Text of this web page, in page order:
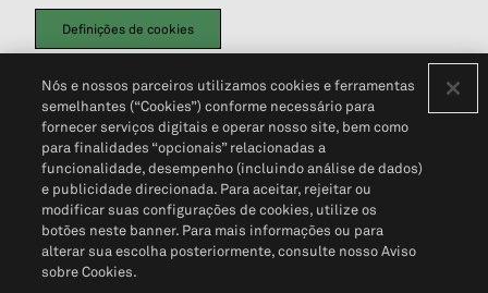
Definições de cookies
Política de PrivacidadePortal de privacidade do cliente (em inglês)
Não Venda Minhas Informações Pessoais© 2026 S&P Global
Nós e nossos parceiros utilizamos cookies e ferramentas
semelhantes (“Cookies”) conforme necessário para
fornecer serviços digitais e operar nosso site, bem como
para finalidades “opcionais” relacionadas a
funcionalidade, desempenho (incluindo análise de dados)
e publicidade direcionada. Para aceitar, rejeitar ou
modificar suas configurações de cookies, utilize os
botões neste banner. Para mais informações ou para
alterar sua escolha posteriormente, consulte nosso Aviso
sobre Cookies.